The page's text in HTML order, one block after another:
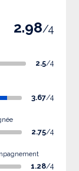
2.98/4
2.5/4
3.67/4
2.75/4
1.28/4